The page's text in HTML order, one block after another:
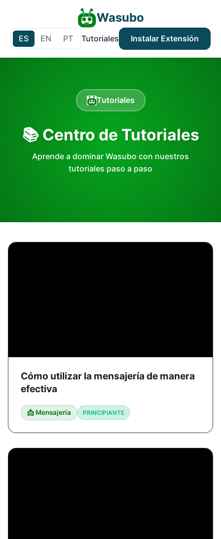
Wasubo
ES EN PT Tutoriales Instalar Extensión
Tutoriales
📚 Centro de Tutoriales
Aprende a dominar Wasubo con nuestros
tutoriales paso a paso
Cómo utilizar la mensajería de manera
efectiva
📩 Mensajería PRINCIPIANTE